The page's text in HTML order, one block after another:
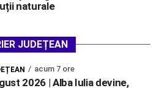
naturale
JUDEȚEAN
acum 7 ore
2026 | Alba Iulia devine,